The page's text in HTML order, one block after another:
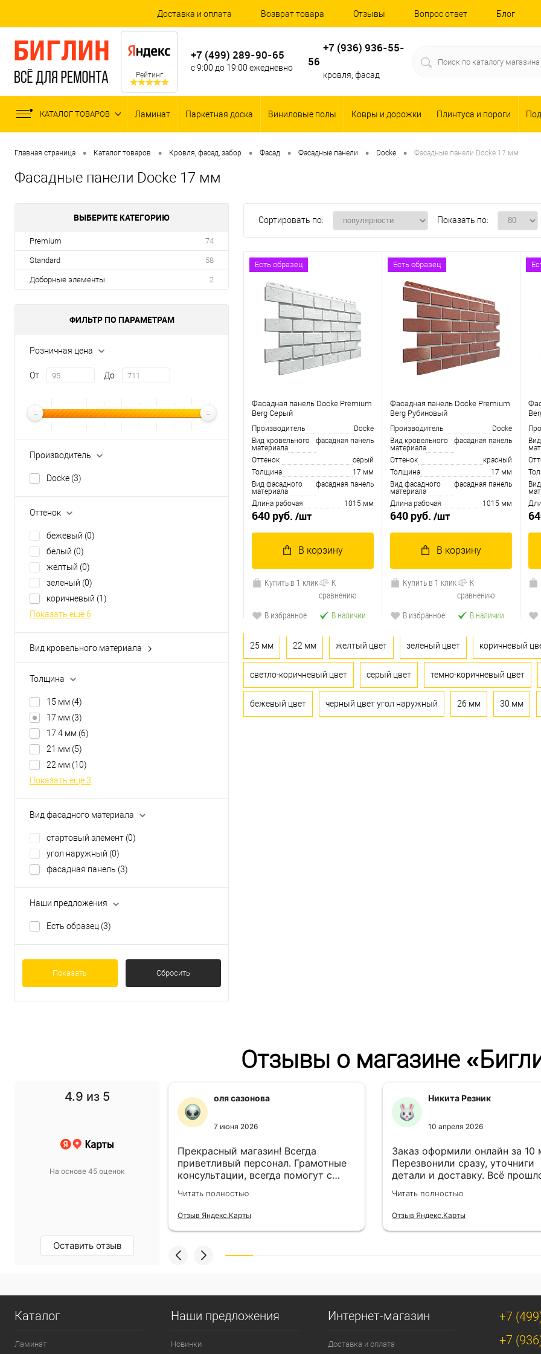
Доставка и оплата Возврат товара Отзывы Вопрос ответ Блог
Рейтинг
+7 (499) 289-90-65
с 9:00 до 19:00 ежедневно
+7 (936) 936-55-
56
кровля, фасад
КАТАЛОГ ТОВАРОВ Ламинат Паркетная доска Виниловые полы Ковры и дорожки Плинтуса и пороги
Главная страница • Каталог товаров • Кровля, фасад, забор • Фасад • Фасадные панели • Docke • Фасадные панели Docke 17 мм
Фасадные панели Docke 17 мм
ВЫБЕРИТЕ КАТЕГОРИЮ
Premium 74
Standard 58
Доборные элементы 2
ФИЛЬТР ПО ПАРАМЕТРАМ
Розничная цена
От До
Производитель
Docke (3)
Оттенок
бежевый (0)
белый (0)
желтый (0)
зеленый (0)
коричневый (1)
Показать ещё 6
Вид кровельного материала
профиль стартовый(0)
угол для фасадной панели
Толщина
15 мм (4)
17 мм (3)
17.4 мм (6)
21 мм (5)
22 мм (10)
Показать ещё 3
Вид фасадного материала
стартовый элемент (0)
угол наружный (0)
фасадная панель (3)
Наши предложения
Есть образец (3)
Показать Сбросить
Сортировать по: Показать по:
Есть образец
Фасадная панель Docke Premium
Berg Серый
Производитель
Docke
Вид кровельного
материала
фасадная панель
Оттенок
серый
Толщина
17 мм
Вид фасадного
материала
фасадная панель
Длина рабочая 1015 мм
640 руб. /шт
В корзину
Купить в 1 клик
К
сравнению
В избранное
В наличии
Есть образец
Фасадная панель Docke Premium
Berg Рубиновый
Производитель
Docke
Вид кровельного
материала
фасадная панель
Оттенок
красный
Толщина
17 мм
Вид фасадного
материала
фасадная панель
Длина рабочая 1015 мм
640 руб. /шт
В корзину
Купить в 1 клик
К
сравнению
В избранное
В наличии
25 мм 22 мм желтый цвет зеленый цвет коричневый
светло-коричневый цвет серый цвет темно-коричневый цвет
бежевый цвет черный цвет угол наружный 26 мм 30 мм
Отзывы о магазине
4.9 из 5
На основе 45 оценок
Оставить отзыв
просто супер!
какой хотели.
оля сазонова
7 июня 2026
Прекрасный магазин! Всегда
приветливый персонал. Грамотные
консультации, всегда помогут с
выбором! Всё привезли в
назначенный день!
Читать полностью
Отзыв Яндекс.Карты
Никита Резник
10 апреля 2026
Заказ оформили онлайн за 10
Перезвонили сразу, уточниги
детали и доставку. Всё
лишней суеты.
Читать полностью
Отзыв Яндекс.Карты
Каталог
Ламинат
Наши предложения
Новинки
Интернет-магазин
Доставка и оплата
+7
+7